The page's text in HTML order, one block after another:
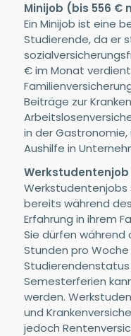
Minijob (bis 556 €
Ein Minijob ist eine
Studierende, da er
€ im Monat
Beiträge zur
in der Gastronomie,
Aushilfe in
Werkstudentenjobs
bereits während
Erfahrung in ihrem
Sie dürfen während
Stunden pro
Semesterferien
werden.
und
jedoch